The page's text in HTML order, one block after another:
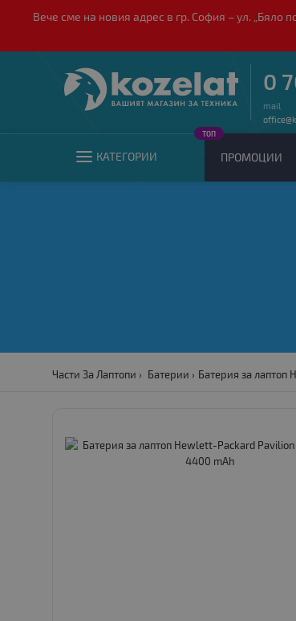
Вече сме на новия адрес в гр. София – ул.
0
mail
КАТЕГОРИИ ПРОМОЦИИ
ТОП
Части За Лаптопи Батерии Батерия за